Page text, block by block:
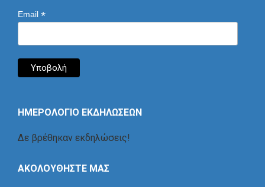
Email *
ΗΜΕΡΟΛΟΓΙΟ ΕΚΔΗΛΩΣΕΩΝ
Δε βρέθηκαν εκδηλώσεις!
ΑΚΟΛΟΥΘΗΣΤΕ ΜΑΣ